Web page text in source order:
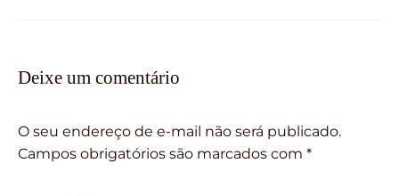
Deixe um comentário
O seu endereço de e-mail não será publicado.
Campos obrigatórios são marcados com *